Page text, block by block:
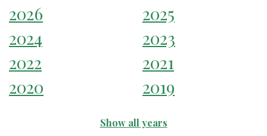
2026
2025
2024
2023
2022
2021
2020
2019
Show all years